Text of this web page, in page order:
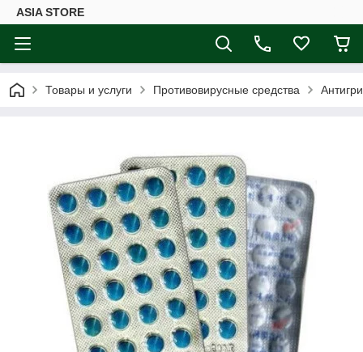
ASIA STORE
Товары и услуги Противовирусные средства